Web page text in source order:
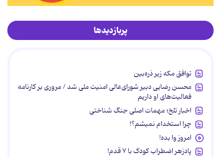
پربازدیدها
توافق مکه زیر ذره‌بین
محسن رضایی دبیر شورای‌عالی امنیت ملی شد / مروری بر کارنامه
فعالیت‌های او داریم
اخبار تلخ؛ مهمات اصلی جنگ شناختی
چرا استخدام نمیشم؟!
امروز وا بده!
پادزهر اضطراب کودک با ۷ قدم!